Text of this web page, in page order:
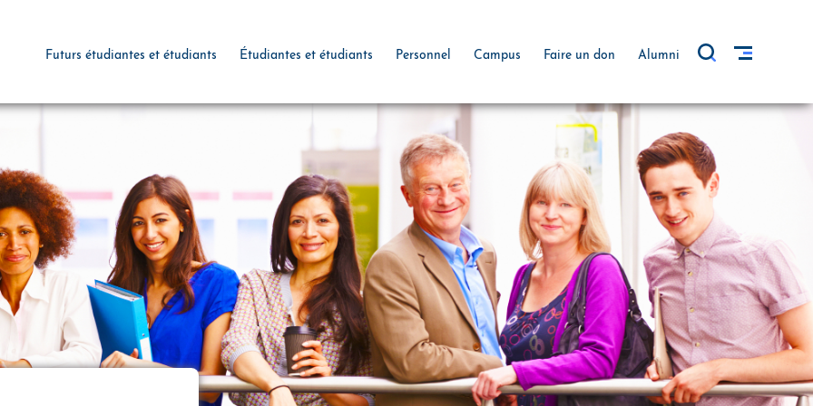
Futurs étudiantes et étudiants Étudiantes et étudiants Personnel Campus Faire un don Alumni